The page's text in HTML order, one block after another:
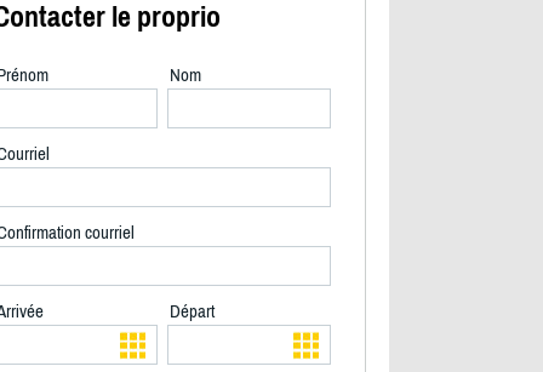
le proprio
Nom
courriel
Départ